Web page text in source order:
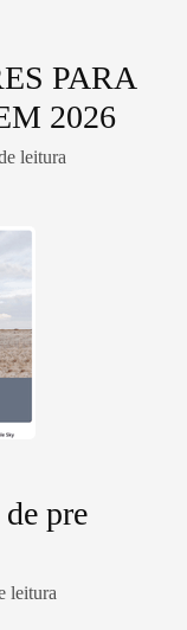
PARA
2026
leitura
pre
leitura